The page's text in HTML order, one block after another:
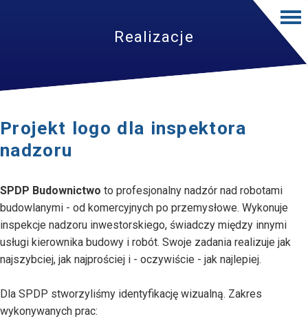
Realizacje
Projekt logo dla inspektora
nadzoru
SPDP Budownictwo to profesjonalny nadzór nad robotami
budowlanymi - od komercyjnych po przemysłowe. Wykonuje
inspekcje nadzoru inwestorskiego, świadczy między innymi
usługi kierownika budowy i robót. Swoje zadania realizuje jak
najszybciej, jak najprościej i - oczywiście - jak najlepiej.
Dla SPDP stworzyliśmy identyfikację wizualną. Zakres
wykonywanych prac: